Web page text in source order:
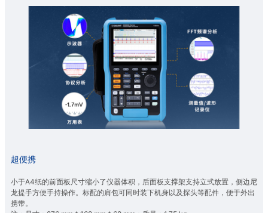
超便携
小于A4纸的前面板尺寸缩小了仪器体积，后面板支撑架支持立式放置，侧边尼
龙提手方便手持操作。标配的肩包可同时装下机身以及探头等配件，便于外出
携带。